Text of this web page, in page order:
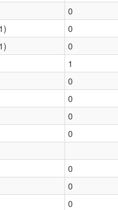
0
0
0
1
0
0
0
0
0
0
0